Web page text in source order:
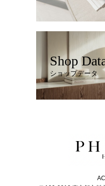
Shop
ショップデータ